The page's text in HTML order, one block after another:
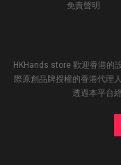
免責聲明
HKHands store 歡迎香港的
際原創品牌授權的香港代理
透過本平台